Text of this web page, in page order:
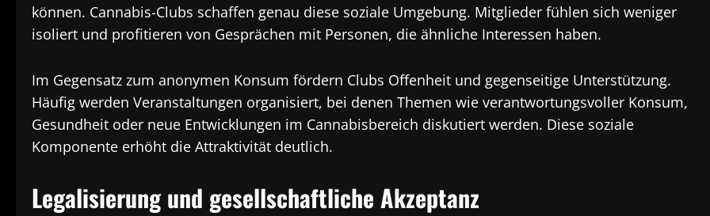
können. Cannabis-Clubs schaffen genau diese soziale Umgebung. Mitglieder fühlen sich weniger
isoliert und profitieren von Gesprächen mit Personen, die ähnliche Interessen haben.
Im Gegensatz zum anonymen Konsum fördern Clubs Offenheit und gegenseitige Unterstützung.
Häufig werden Veranstaltungen organisiert, bei denen Themen wie verantwortungsvoller Konsum,
Gesundheit oder neue Entwicklungen im Cannabisbereich diskutiert werden. Diese soziale
Komponente erhöht die Attraktivität deutlich.
Legalisierung und gesellschaftliche Akzeptanz